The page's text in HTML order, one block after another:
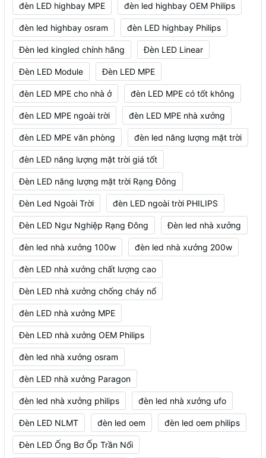
đèn LED highbay MPE đèn led highbay OEM Philips
đèn led highbay osram đèn LED highbay Philips
Đèn led kingled chính hãng Đèn LED Linear
Đèn LED Module Đèn LED MPE
đèn LED MPE cho nhà ở đèn LED MPE có tốt không
đèn LED MPE ngoài trời đèn LED MPE nhà xưởng
đèn LED MPE văn phòng đèn led năng lượng mặt trời
đèn LED năng lượng mặt trời giá tốt
Đèn LED năng lượng mặt trời Rạng Đông
Đèn Led Ngoài Trời đèn LED ngoài trời PHILIPS
Đèn LED Ngư Nghiệp Rạng Đông Đèn led nhà xưởng
đèn led nhà xưởng 100w đèn led nhà xưởng 200w
đèn LED nhà xưởng chất lượng cao
Đèn LED nhà xưởng chống cháy nổ
đèn LED nhà xưởng MPE
Đèn LED nhà xưởng OEM Philips
đèn led nhà xưởng osram
đèn LED nhà xưởng Paragon
đèn led nhà xưởng philips đèn led nhà xưởng ufo
Đèn LED NLMT đèn led oem đèn led oem philips
Đèn LED Ống Bơ Ốp Trần Nổi